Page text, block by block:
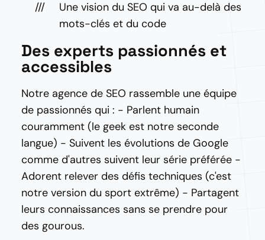
Une vision du SEO qui va au-delà des
mots-clés et du code
Des experts passionnés et
accessibles
Notre agence de SEO rassemble une équipe
de passionnés qui : - Parlent humain
couramment (le geek est notre seconde
langue) - Suivent les évolutions de Google
comme d'autres suivent leur série préférée -
Adorent relever des défis techniques (c'est
notre version du sport extrême) - Partagent
leurs connaissances sans se prendre pour
des gourous.